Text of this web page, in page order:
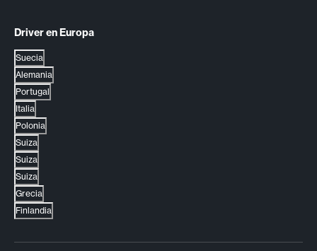
Driver en Europa
Suecia
Alemania
Portugal
Italia
Polonia
Suiza
Suiza
Suiza
Grecia
Finlandia